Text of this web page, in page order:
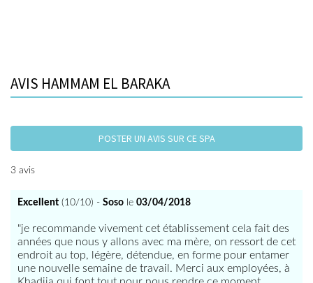
AVIS HAMMAM EL BARAKA
POSTER UN AVIS SUR CE SPA
3 avis
Excellent (10/10) - Soso le 03/04/2018
"je recommande vivement cet établissement cela fait des
années que nous y allons avec ma mère, on ressort de cet
endroit au top, légère, détendue, en forme pour entamer
une nouvelle semaine de travail. Merci aux employées, à